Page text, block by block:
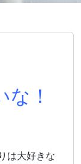
！
は大好きな